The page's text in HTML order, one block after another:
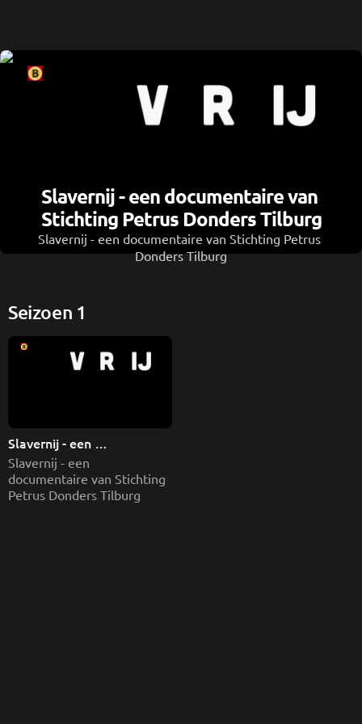
Slavernij - een documentaire van
Stichting Petrus Donders Tilburg
Slavernij - een documentaire van Stichting Petrus
Donders Tilburg
Seizoen 1
Slavernij - een
documentaire van
Stichting Petrus Donders
Tilburg
Slavernij - een
documentaire van Stichting
Petrus Donders Tilburg